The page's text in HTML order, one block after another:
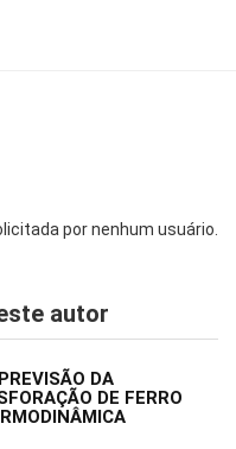
por nenhum usuário.
autor
DA
DE FERRO